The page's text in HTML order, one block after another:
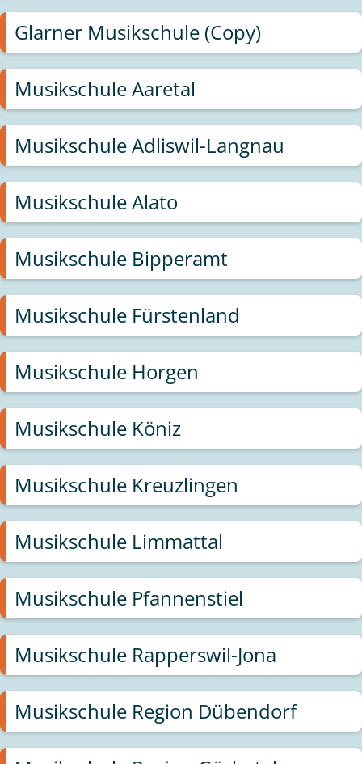
Glarner Musikschule (Copy)
Musikschule Aaretal
Musikschule Adliswil-Langnau
Musikschule Alato
Musikschule Bipperamt
Musikschule Fürstenland
Musikschule Horgen
Musikschule Köniz
Musikschule Kreuzlingen
Musikschule Limmattal
Musikschule Pfannenstiel
Musikschule Rapperswil-Jona
Musikschule Region Dübendorf